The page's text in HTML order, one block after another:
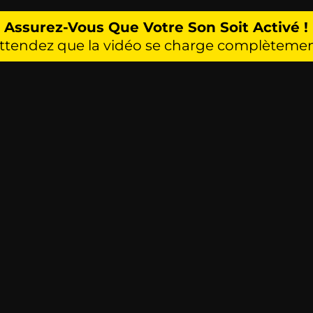
Assurez-Vous Que Votre Son Soit Activé !
que la vidéo se charge